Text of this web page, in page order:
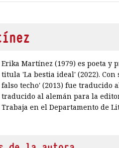
Erika Martínez (1979) es poeta y
titula 'La bestia ideal' (2022). Con
falso techo' (2013) fue traducido
traducido al alemán para la
Trabaja en el Departamento de